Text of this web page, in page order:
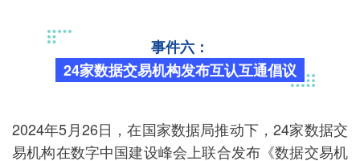
事件六：
24家数据交易机构发布互认互通倡议
2024年5月26日，在国家数据局推动下，24家数据交
易机构在数字中国建设峰会上联合发布《数据交易机